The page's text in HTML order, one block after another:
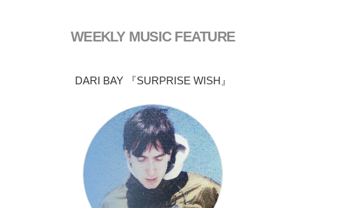
WEEKLY MUSIC FEATURE
DARI BAY 『SURPRISE WISH』